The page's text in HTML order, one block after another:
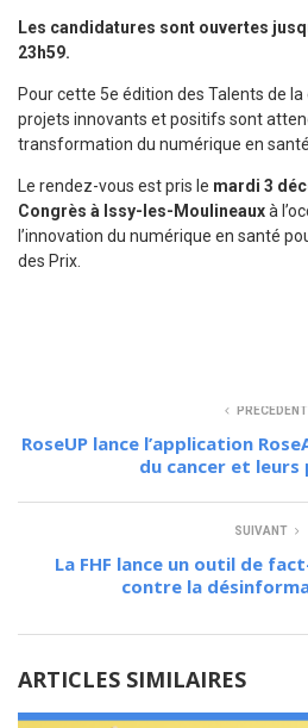
Les candidatures sont ouvertes
23h59.
Pour cette 5e édition des Talents de
projets innovants et positifs sont
transformation du numérique en santé
Le rendez-vous est pris le mardi 3
Congrès à Issy-les-Moulineauxà
l’innovation du numérique en santé
des Prix.
PRÉCÉDENT
RoseUP lance l’application
du cancer et leurs
SUIVANT
La FHF lance un outil de
contre la
ARTICLES SIMILAIRES